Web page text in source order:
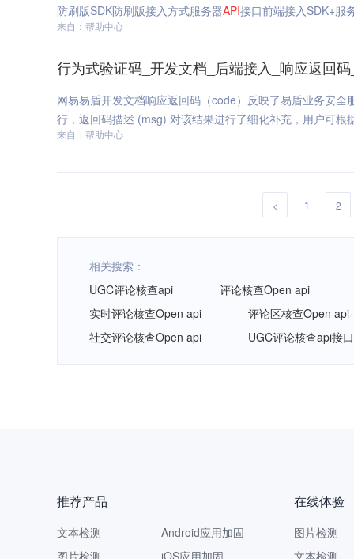
防刷版SDK防刷版接入方式服务器API接口前端接入SDK+服
来自：帮助中心
行为式验证码_开发文档_后端接入_响应返回
网易易盾开发文档响应返回码（code）反映了易盾业务安全
行，返回码描述 (msg) 对该结果进行了细化补充，用户可根
来自：帮助中心
< 1 2
相关搜索：
UGC评论核查api
评论核查Open api
实时评论核查Open api
评论区核查Open api
社交评论核查Open api
UGC评论核查api接口
推荐产品
文本检测
图片检测
Android应用加固
iOS应用加固
在线体验
图片检测
文本检测